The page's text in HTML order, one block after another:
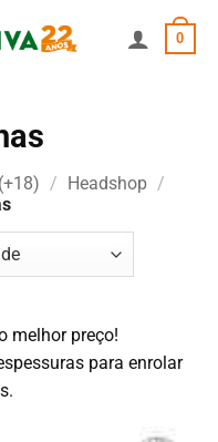
0
/ Headshop /
melhor preço!
para enrolar